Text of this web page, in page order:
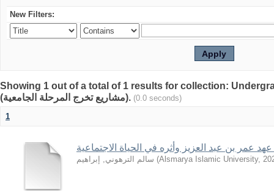
New Filters:
Showing 1 out of a total of 1 results for collection:
(مشاريع تخرج المرحلة الجامعية).
(0.0 seconds)
1
عمر بن عبد العزيز وأثره في الحياة الاجتماعية
سالم الترهوني, إبراهيم (Alsmarya Islamic University,